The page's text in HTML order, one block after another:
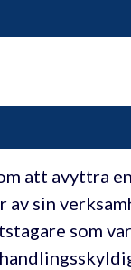
att avyttra
sin
som